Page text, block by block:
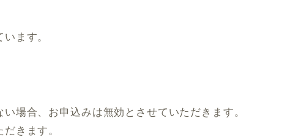
ます。
場合、お申込みは無効とさせていただきます。
きます。